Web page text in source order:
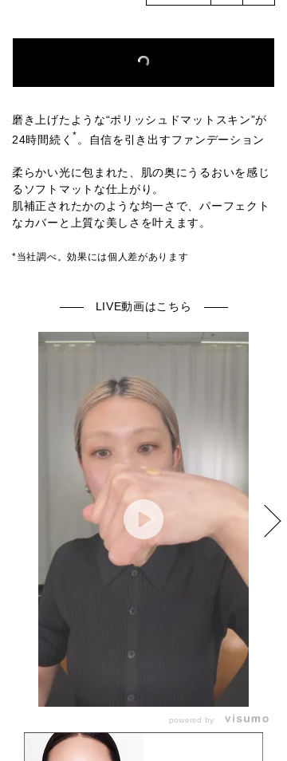
磨き上げたような“ポリッシュドマットスキン”が
24時間続く * 。自信を引き出すファンデーション
柔らかい光に包まれた、肌の奥にうるおいを感じ
るソフトマットな仕上がり。
肌補正されたかのような均一さで、パーフェクト
なカバーと上質な美しさを叶えます。
*当社調べ。効果には個人差があります
LIVE動画はこちら
powered by